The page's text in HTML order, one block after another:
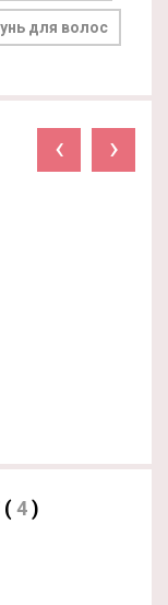
для волос
‹ ›
(4)